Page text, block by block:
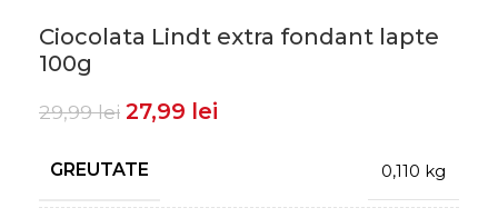
Ciocolata Lindt extra fondant lapte
100g
29,99lei 27,99 lei
GREUTATE 0,110 kg